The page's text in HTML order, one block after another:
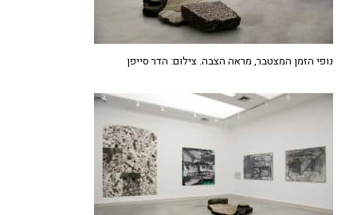
נופי הזמן המצטבר, מראה הצבה. צילום: הדר סייפן